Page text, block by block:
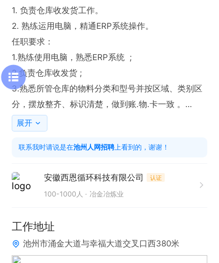
1. 负责仓库收发货工作。
2. 熟练运用电脑，精通ERP系统操作。
任职要求：
1.熟练使用电脑，熟悉ERP系统  ;
2.负责仓库收发货 ;
3.熟悉所管仓库的物料分类和型号并按区域、类别区
分，摆放整齐、标识清楚，做到账.物.卡一致 。
4.中专及以上，有同岗位工作经验者优先。
展开
联系我时请说是在池州人网招聘 上看到的，谢谢！
安徽西恩循环科技有限公司 认证
100-1000人 冶金冶炼业
工作地址
池州市涌金大道与幸福大道交叉口西380米